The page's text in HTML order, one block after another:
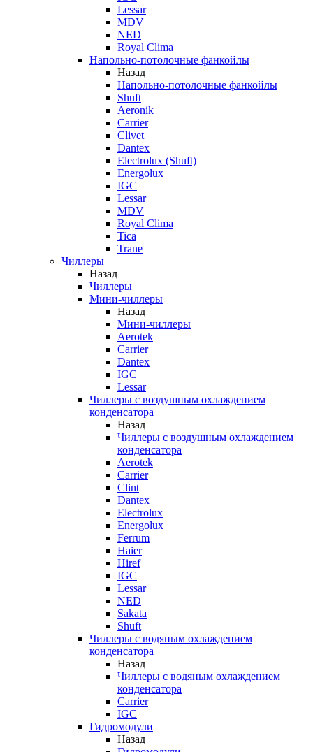
Lessar
MDV
NED
Royal Clima
Напольно-потолочные фанкойлы
Назад
Напольно-потолочные фанкойлы
Shuft
Aeronik
Carrier
Clivet
Dantex
Electrolux (Shuft)
Energolux
IGC
Lessar
MDV
Royal Clima
Tica
Trane
Чиллеры
Назад
Чиллеры
Мини-чиллеры
Назад
Мини-чиллеры
Aerotek
Carrier
Dantex
IGC
Lessar
Чиллеры с воздушным охлаждением
конденсатора
Назад
Чиллеры с воздушным охлаждением
конденсатора
Aerotek
Carrier
Clint
Dantex
Electrolux
Energolux
Ferrum
Haier
Hiref
IGC
Lessar
NED
Sakata
Shuft
Чиллеры с водяным охлаждением
конденсатора
Назад
Чиллеры с водяным охлаждением
конденсатора
Carrier
IGC
Гидромодули
Назад